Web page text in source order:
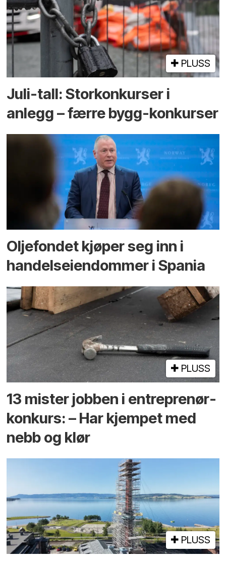
PLUSS
Juli-tall: Storkonkurser i
anlegg – færre bygg-konkurser
Oljefondet kjøper seg inn i
handels­eiendommer i Spania
PLUSS
13 mister jobben i entreprenør­
konkurs: – Har kjempet med
nebb og klør
PLUSS